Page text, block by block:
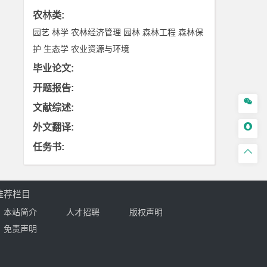
农林类:
园艺 林学 农林经济管理 园林 森林工程 森林保
护 生态学 农业资源与环境
毕业论文:
开题报告:
文献综述:
外文翻译:
任务书:



荐栏目
本站简介 人才招聘
版权声明
免责声明